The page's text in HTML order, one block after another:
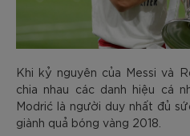
Khi kỷ nguyên của Messi và
chia nhau các danh hiệu cá
Modrić là người duy nhất đủ
giành quả bóng vàng 2018.